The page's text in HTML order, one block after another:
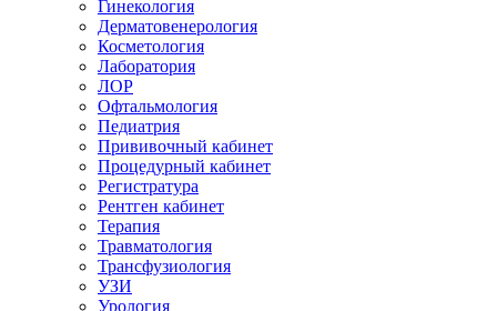
Гинекология
Дерматовенерология
Косметология
Лаборатория
ЛОР
Офтальмология
Педиатрия
Прививочный кабинет
Процедурный кабинет
Регистратура
Рентген кабинет
Терапия
Травматология
Трансфузиология
УЗИ
Урология